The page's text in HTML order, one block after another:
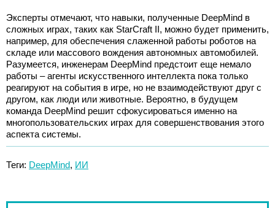
Эксперты отмечают, что навыки, полученные DeepMind в
сложных играх, таких как StarCraft II, можно будет применить,
например, для обеспечения слаженной работы роботов на
складе или массового вождения автономных автомобилей.
Разумеется, инженерам DeepMind предстоит еще немало
работы – агенты искусственного интеллекта пока только
реагируют на события в игре, но не взаимодействуют друг с
другом, как люди или животные. Вероятно, в будущем
команда DeepMind решит сфокусироваться именно на
многопользовательских играх для совершенствования этого
аспекта системы.
Теги: DeepMind, ИИ